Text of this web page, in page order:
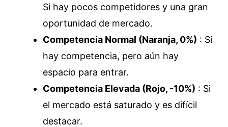
Si hay pocos competidores y una gran
oportunidad de mercado.
Competencia Normal (Naranja, 0%) : Si
hay competencia, pero aún hay
espacio para entrar.
Competencia Elevada (Rojo, -10%) : Si
el mercado está saturado y es difícil
destacar.